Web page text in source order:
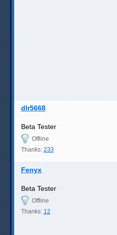
dlr5668
Beta Tester
Offline
Thanks: 233
Fenyx
Beta Tester
Offline
Thanks: 12